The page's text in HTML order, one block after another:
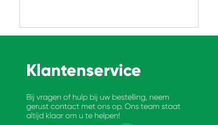
Klantenservice
Bij vragen of hulp bij uw bestelling, neem
gerust contact met ons op. Ons team staat
altijd klaar om u te helpen!